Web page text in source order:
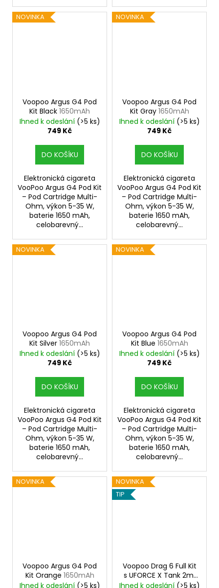
NOVINKA
Voopoo Argus G4 Pod
Kit Black 1650mAh
Ihned k odeslání (>5 ks)
749 Kč
DO KOŠÍKU
Elektronická cigareta
VooPoo Argus G4 Pod Kit
– Pod Cartridge Multi-
Ohm, výkon 5-35 W,
baterie 1650 mAh,
celobarevný...
NOVINKA
Voopoo Argus G4 Pod
Kit Gray 1650mAh
Ihned k odeslání (>5 ks)
749 Kč
DO KOŠÍKU
Elektronická cigareta
VooPoo Argus G4 Pod Kit
– Pod Cartridge Multi-
Ohm, výkon 5-35 W,
baterie 1650 mAh,
celobarevný...
NOVINKA
Voopoo Argus G4 Pod
Kit Silver 1650mAh
Ihned k odeslání (>5 ks)
749 Kč
DO KOŠÍKU
Elektronická cigareta
VooPoo Argus G4 Pod Kit
– Pod Cartridge Multi-
Ohm, výkon 5-35 W,
baterie 1650 mAh,
celobarevný...
NOVINKA
Voopoo Argus G4 Pod
Kit Blue 1650mAh
Ihned k odeslání (>5 ks)
749 Kč
DO KOŠÍKU
Elektronická cigareta
VooPoo Argus G4 Pod Kit
– Pod Cartridge Multi-
Ohm, výkon 5-35 W,
baterie 1650 mAh,
celobarevný...
NOVINKA
Voopoo Argus G4 Pod
Kit Orange 1650mAh
Ihned k odeslání (>5 ks)
NOVINKA
TIP
Voopoo Drag 6 Full Kit
s UFORCE X Tank 2ml
Brown4400mAh
Ihned k odeslání (>5 ks)